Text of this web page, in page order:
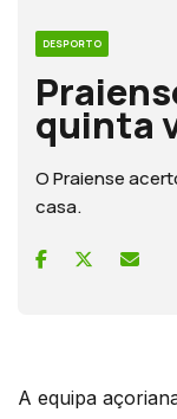
DESPORTO
quinta
O Praiense
casa.
A equipa